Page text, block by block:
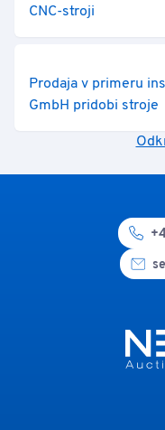
CNC-stroji
Prodaja v primeru
GmbH pridobi stroje